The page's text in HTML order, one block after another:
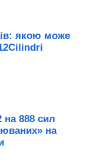
якою може
на 888 сил
на